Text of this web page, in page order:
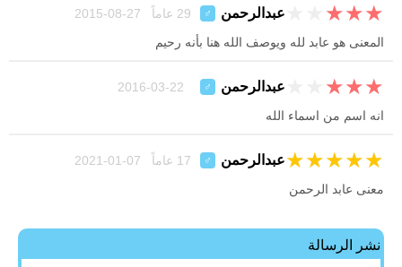
عبدالرحمن ♂ ★
★
★
المعنى هو عابد لله ويوصف الله هنا بأنه رحيم
عبدالرحمن ♂ ★
★
★
انه اسم من اسماء الله
عبدالرحمن ♂ ★
★
★
★
★
معنى عابد الرحمن
نشر الرسالة